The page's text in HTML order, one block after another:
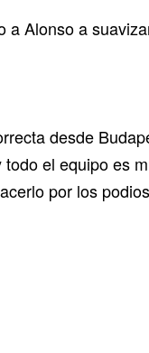
a Alonso a
desde
el equipo es
por los